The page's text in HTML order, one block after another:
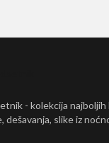
- kolekcija najboljih
dešavanja, slike iz